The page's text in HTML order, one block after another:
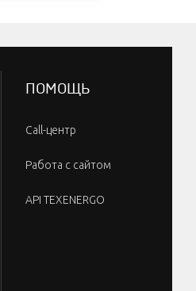
ПОМОЩЬ
Call-центр
Работа с сайтом
API TEXENERGO